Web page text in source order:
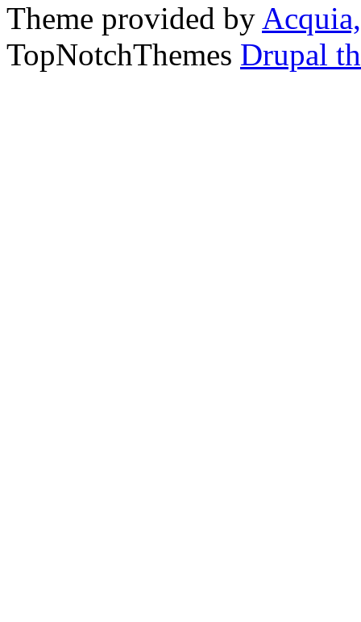
Theme provided by
TopNotchThemes Drupal